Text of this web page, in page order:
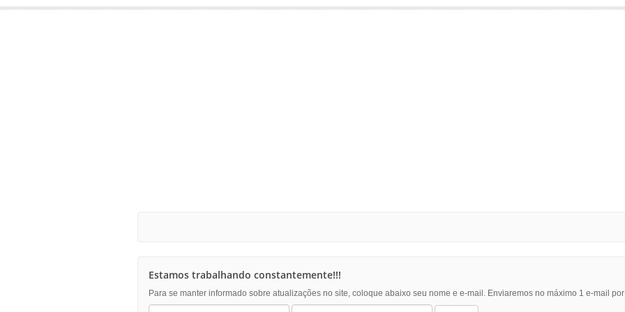
Estamos trabalhando constantemente!!!
Para se manter informado sobre atualizações no site, coloque abaixo seu nome e e-mail. Enviaremos no máximo 1 e-mail